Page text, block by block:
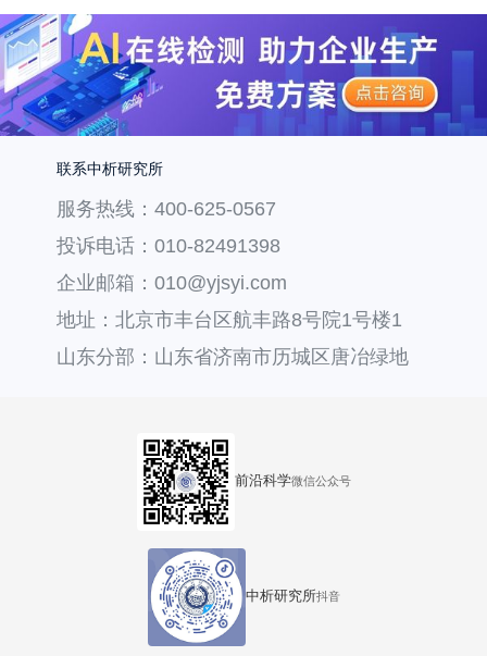
联系中析研究所
服务热线：400-625-0567
投诉电话：010-82491398
企业邮箱：010@yjsyi.com
地址：北京市丰台区航丰路8号院1号楼1
层121
山东分部：山东省济南市历城区唐冶绿地
前沿科学微信公众号
中析研究所抖音